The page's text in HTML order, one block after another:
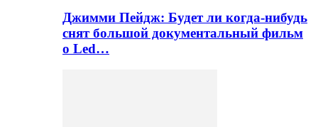
Джимми Пейдж: Будет ли когда-нибудь
снят большой документальный фильм
о Led…